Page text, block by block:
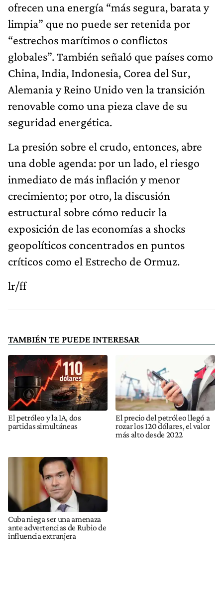
ofrecen una energía “más segura, barata y
limpia” que no puede ser retenida por
“estrechos marítimos o conflictos
globales”. También señaló que países como
China, India, Indonesia, Corea del Sur,
Alemania y Reino Unido ven la transición
renovable como una pieza clave de su
seguridad energética.
La presión sobre el crudo, entonces, abre
una doble agenda: por un lado, el riesgo
inmediato de más inflación y menor
crecimiento; por otro, la discusión
estructural sobre cómo reducir la
exposición de las economías a shocks
geopolíticos concentrados en puntos
críticos como el Estrecho de Ormuz.
lr/ff
TAMBIÉN TE PUEDE INTERESAR
El petróleo y la IA, dos
partidas simultáneas
El precio del petróleo llegó a
rozar los 120 dólares, el valor
más alto desde 2022
Cuba niega ser una amenaza
ante advertencias de Rubio de
influencia extranjera